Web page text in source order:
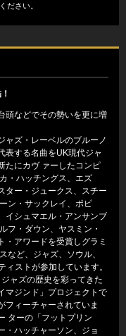
ださい。
頭などでその勢いを更に増
ャズ・レーベルのブルーノ
表する名曲をUK現代ジャ
たにカヴ ァーしたコンピ
・ハッチングス、エズ
ター・ジュークス、スチー
ン・サックレイ、ポピ
イシュマエル・アンサンブ
フ・ダウン、ヤスミン・
・アワードを受賞しグラミ
など、ジャズ、ソウル、
ストが参加しています。
ャズの歴史を彩ってきた
マジンド」プロジェクトで
フィーチャーされていま
ターの「フットプリン
・ハッチャーソン、ジョ